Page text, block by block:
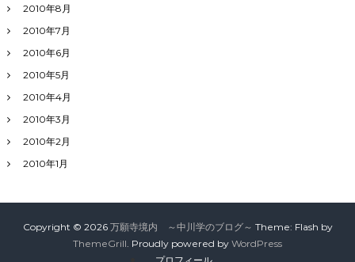
2010年8月
2010年7月
2010年6月
2010年5月
2010年4月
2010年3月
2010年2月
2010年1月
Copyright © 2026 万願寺境内 ～中川学のブログ～ Theme: Flash by
ThemeGrill. Proudly powered by WordPress